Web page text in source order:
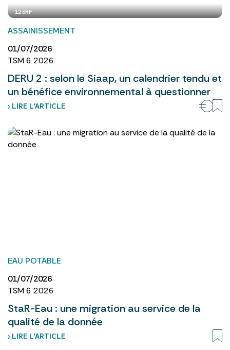
123RF
ASSAINISSEMENT
01/07/2026
TSM 6 2026
DERU 2 : selon le Siaap, un calendrier tendu et
un bénéfice environnemental à questionner
› LIRE L’ARTICLE
EAU POTABLE
01/07/2026
TSM 6 2026
StaR-Eau : une migration au service de la
qualité de la donnée
› LIRE L’ARTICLE